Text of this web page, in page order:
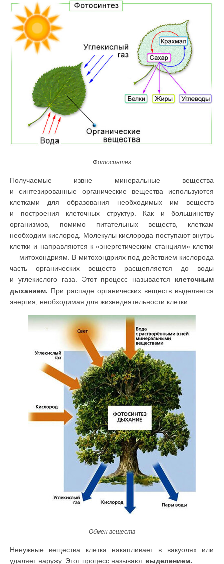
Фотосинтез
Получаемые извне минеральные вещества
и синтезированные органиче­ские вещества используются
клетками для образования необходимых им веществ
и построения клеточных структур. Как и большинству
организ­мов, помимо питательных веществ, клеткам
необходим кислород. Молекулы кислорода поступают внутрь
клетки и направляются к «энергетическим станциям» клетки
— митохондриям. В митохондриях под действием кисло­рода
часть органических веществ расщепляется до воды
и углекислого газа. Этот процесс называется клеточным
дыханием. При распаде органических веществ выделяется
энергия, необходимая для жизнедеятельности клетки.
Обмен веществ
Ненужные вещества клетка накапливает в вакуолях или
удаляет наружу. Этот процесс называют выделением.